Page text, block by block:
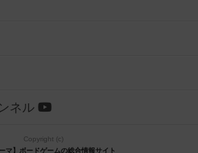
ネル
Copyright (c)
マ】ボードゲームの総合情報サイト